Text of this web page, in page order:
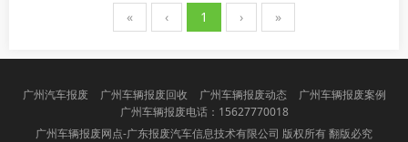
« ‹ 1 › »
广州汽车报废 广州车辆报废回收 广州车辆报废动态
广州车辆报废案例
广州车辆报废电话：15627770018
广州车辆报废网点-广东报废汽车信息技术有限公司 版权所有 翻版必究